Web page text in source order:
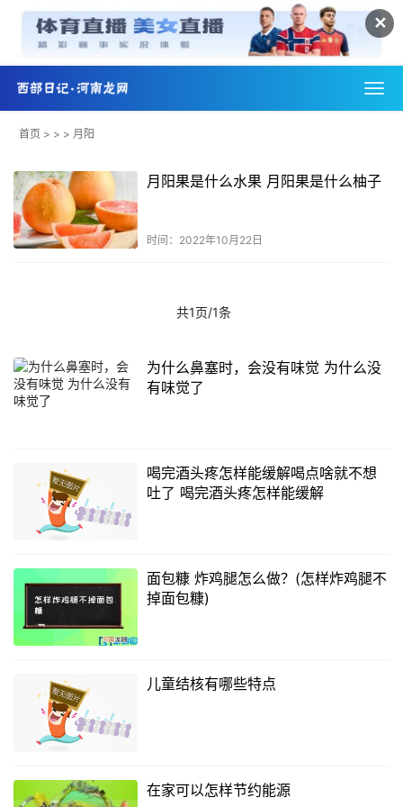
✕
首页 > > > 月阳
月阳果是什么水果 月阳果是什么柚子
时间：2022年10月22日
共1页/1条
为什么鼻塞时，会没有味觉 为什么没
有味觉了
喝完酒头疼怎样能缓解喝点啥就不想
吐了 喝完酒头疼怎样能缓解
面包糠 炸鸡腿怎么做？(怎样炸鸡腿不
掉面包糠)
儿童结核有哪些特点
在家可以怎样节约能源